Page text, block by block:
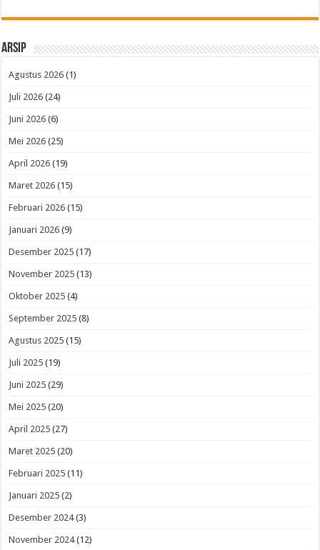
Arsip
Agustus 2026 (1)
Juli 2026 (24)
Juni 2026 (6)
Mei 2026 (25)
April 2026 (19)
Maret 2026 (15)
Februari 2026 (15)
Januari 2026 (9)
Desember 2025 (17)
November 2025 (13)
Oktober 2025 (4)
September 2025 (8)
Agustus 2025 (15)
Juli 2025 (19)
Juni 2025 (29)
Mei 2025 (20)
April 2025 (27)
Maret 2025 (20)
Februari 2025 (11)
Januari 2025 (2)
Desember 2024(3)
November 2024(12)